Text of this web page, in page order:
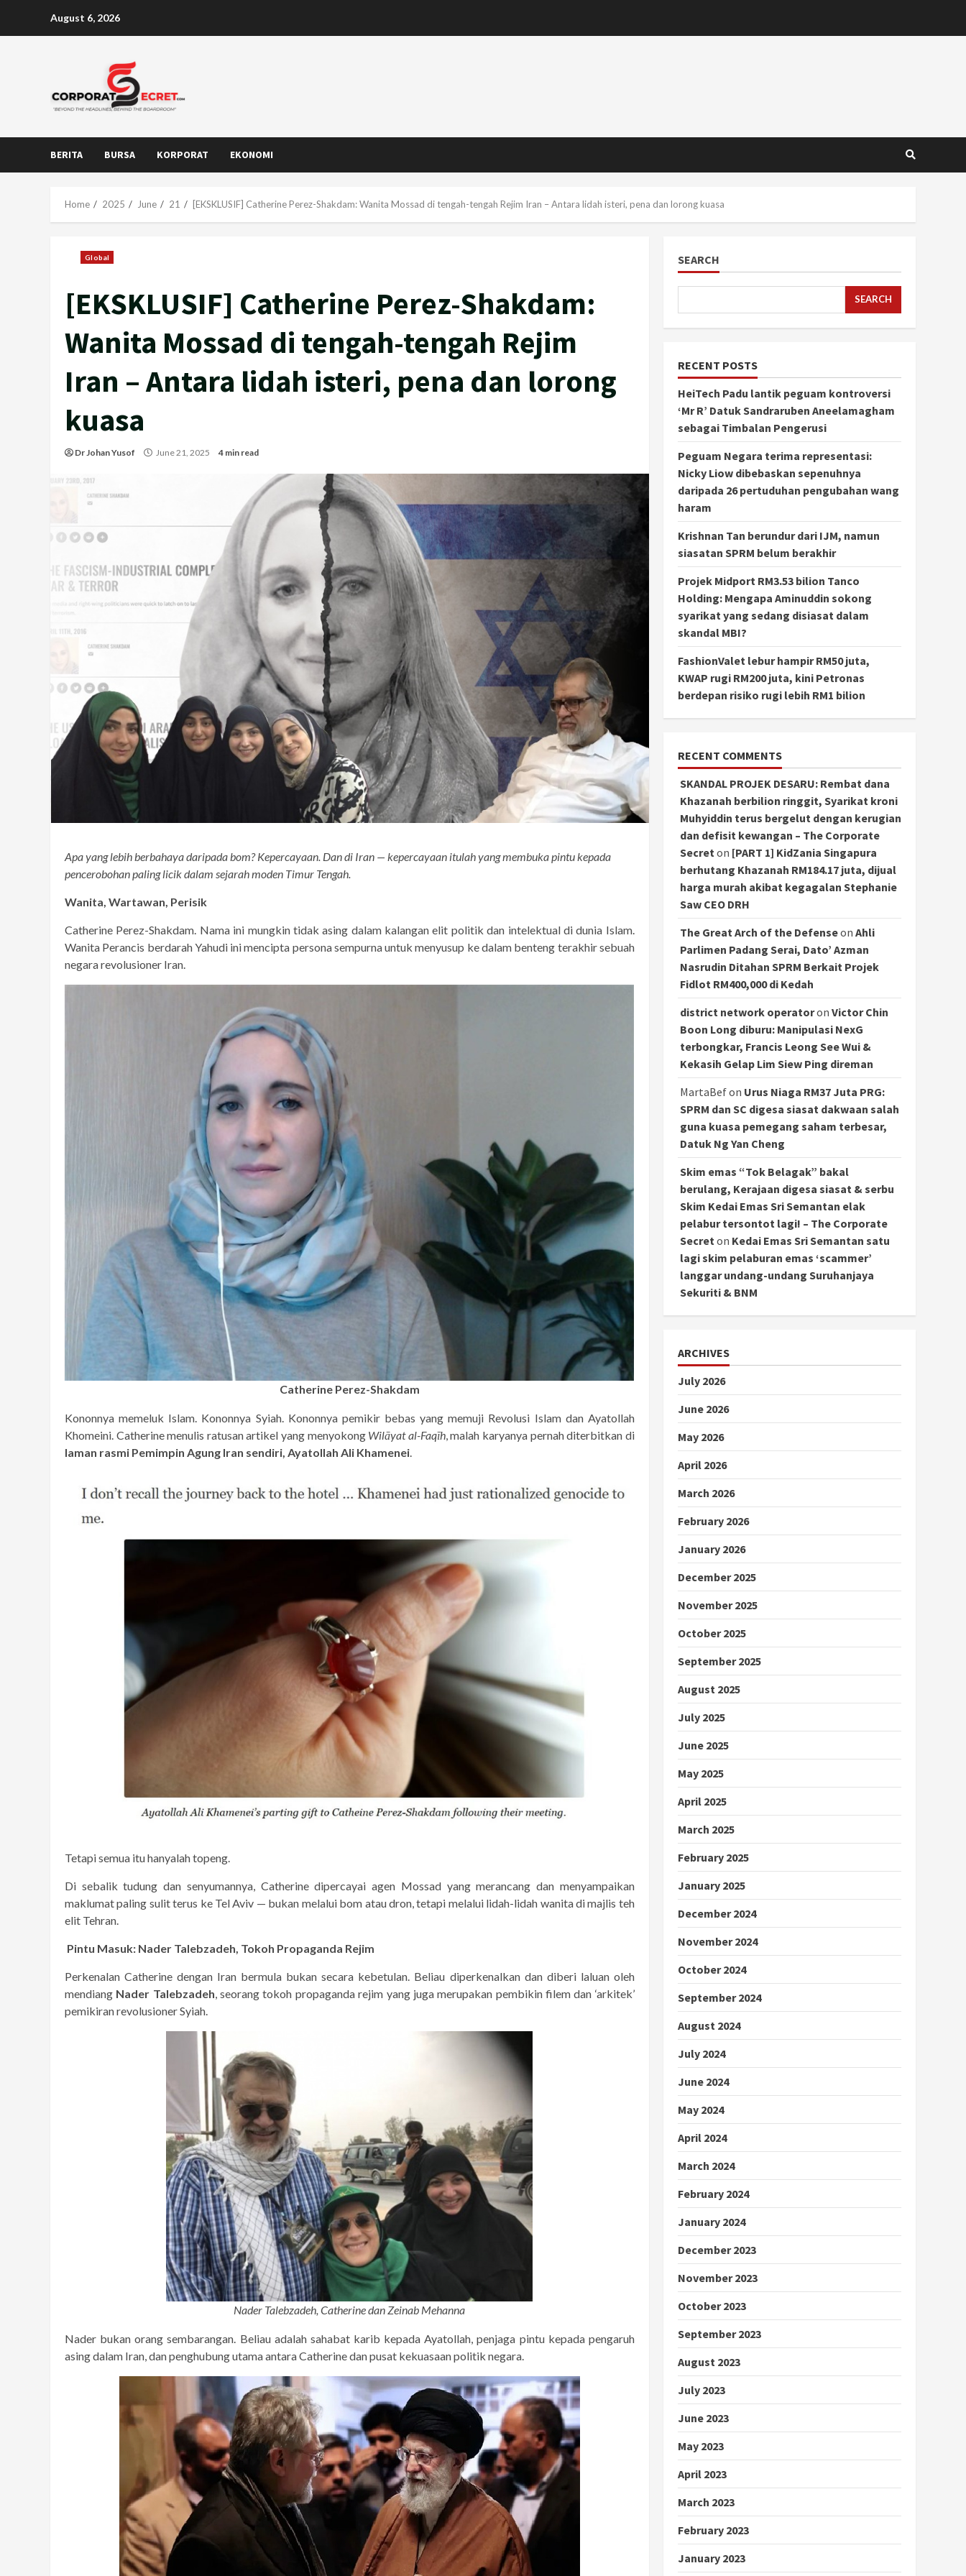
August 6, 2026
BERITA BURSA KORPORAT EKONOMI
Home 2025 June 21 [EKSKLUSIF] Catherine Perez-Shakdam: Wanita Mossad di tengah-tengah Rejim Iran – Antara lidah isteri, pena dan lorong kuasa
Global
[EKSKLUSIF] Catherine Perez-Shakdam:
Wanita Mossad di tengah-tengah Rejim
Iran – Antara lidah isteri, pena dan lorong
kuasa
Dr Johan Yusof June 21, 2025 4 min read
Apa yang lebih berbahaya daripada bom? Kepercayaan. Dan di Iran — kepercayaan itulah yang membuka pintu kepada
pencerobohan paling licik dalam sejarah moden Timur Tengah.
Wanita, Wartawan, Perisik
Catherine Perez-Shakdam. Nama ini mungkin tidak asing dalam kalangan elit politik dan intelektual di dunia Islam.
Wanita Perancis berdarah Yahudi ini mencipta persona sempurna untuk menyusup ke dalam benteng terakhir sebuah
negara revolusioner Iran.
Catherine Perez-Shakdam
Kononnya memeluk Islam. Kononnya Syiah. Kononnya pemikir bebas yang memuji Revolusi Islam dan Ayatollah
Khomeini. Catherine menulis ratusan artikel yang menyokong Wilāyat al-Faqīh, malah karyanya pernah diterbitkan di
laman rasmi Pemimpin Agung Iran sendiri, Ayatollah Ali Khamenei
Tetapi semua itu hanyalah topeng.
Di sebalik tudung dan senyumannya, Catherine dipercayai agen Mossad yang merancang dan menyampaikan
maklumat paling sulit terus ke Tel Aviv — bukan melalui bom atau dron, tetapi melalui lidah-lidah wanita di majlis teh
elit Tehran.
Pintu Masuk: Nader Talebzadeh, Tokoh Propaganda Rejim
Perkenalan Catherine dengan Iran bermula bukan secara kebetulan. Beliau diperkenalkan dan diberi laluan oleh
mendiang Nader Talebzadeh , seorang tokoh propaganda rejim yang juga merupakan pembikin filem dan ‘arkitek’
pemikiran revolusioner Syiah.
Nader Talebzadeh,Catherinedan Zeinab Mehanna
Nader bukan orang sembarangan. Beliau adalah sahabat karib kepada Ayatollah, penjaga pintu kepada pengaruh
asing dalam Iran, dan penghubung utama antara Catherine dan pusat kekuasaan politik negara.
SEARCH
SEARCH
RECENT POSTS
HeiTech Padu lantik peguam kontroversi
‘Mr R’ Datuk Sandraruben Aneelamagham
sebagai Timbalan Pengerusi
Peguam Negara terima representasi:
Nicky Liow dibebaskan sepenuhnya
daripada 26 pertuduhan pengubahan wang
haram
Krishnan Tan berundur dari IJM, namun
siasatan SPRM belum berakhir
Projek Midport RM3.53 bilion Tanco
Holding: Mengapa Aminuddin sokong
syarikat yang sedang disiasat dalam
skandal MBI?
FashionValet lebur hampir RM50 juta,
KWAP rugi RM200 juta, kini Petronas
berdepan risiko rugi lebih RM1 bilion
RECENT COMMENTS
SKANDAL PROJEK DESARU: Rembat dana
Khazanah berbilion ringgit, Syarikat kroni
Muhyiddin terus bergelut dengan kerugian
dan defisit kewangan – The Corporate
Secret on [PART 1] KidZania Singapura
berhutang Khazanah RM184.17 juta, dijual
harga murah akibat kegagalan Stephanie
Saw CEO DRH
The Great Arch of the Defenseon Ahli
Parlimen Padang Serai, Dato’ Azman
Nasrudin Ditahan SPRM Berkait Projek
Fidlot RM400,000 di Kedah
district network operatoron Victor Chin
Boon Long diburu: Manipulasi NexG
terbongkar, Francis Leong See Wui &
Kekasih Gelap Lim Siew Ping direman
MartaBefon Urus Niaga RM37 Juta PRG:
SPRM dan SC digesa siasat dakwaan salah
guna kuasa pemegang saham terbesar,
Datuk Ng Yan Cheng
Skim emas “Tok Belagak” bakal
berulang, Kerajaan digesa siasat & serbu
Skim Kedai Emas Sri Semantan elak
pelabur tersontot lagi! – The Corporate
Secret on Kedai Emas Sri Semantan satu
lagi skim pelaburan emas ‘scammer’
langgar undang-undang Suruhanjaya
Sekuriti & BNM
ARCHIVES
July 2026
June 2026
May 2026
April 2026
March 2026
February 2026
January 2026
December 2025
November 2025
October 2025
September 2025
August 2025
July 2025
June 2025
May 2025
April 2025
March 2025
February 2025
January 2025
December 2024
November 2024
October 2024
September 2024
August 2024
July 2024
June 2024
May 2024
April 2024
March 2024
February 2024
January 2024
December 2023
November 2023
October 2023
September 2023
August 2023
July 2023
June 2023
May 2023
April 2023
March 2023
February 2023
January 2023